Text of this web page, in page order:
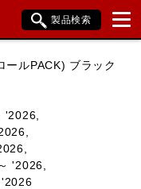
製品検索
ールPACK) ブラック
'2026,
'2026,
'2026